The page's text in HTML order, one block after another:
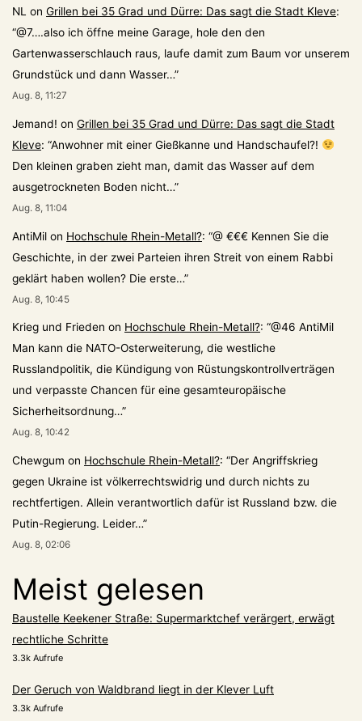
NL on Grillen bei 35 Grad und Dürre: Das sagt die Stadt Kleve:
“@7….also ich öffne meine Garage, hole den den
Gartenwasserschlauch raus, laufe damit zum Baum vor unserem
Grundstück und dann Wasser…”
Aug. 8, 11:27
Jemand! on Grillen bei 35 Grad und Dürre: Das sagt die Stadt
Kleve: “Anwohner mit einer Gießkanne und Handschaufel?!
Den kleinen graben zieht man, damit das Wasser auf dem
ausgetrockneten Boden nicht…”
Aug. 8, 11:04
AntiMil on Hochschule Rhein-Metall?: “@ €€€ Kennen Sie die
Geschichte, in der zwei Parteien ihren Streit von einem Rabbi
geklärt haben wollen? Die erste…”
Aug. 8, 10:45
Krieg und Frieden on Hochschule Rhein-Metall?: “@46 AntiMil
Man kann die NATO-Osterweiterung, die westliche
Russlandpolitik, die Kündigung von Rüstungskontrollverträgen
und verpasste Chancen für eine gesamteuropäische
Sicherheitsordnung…”
Aug. 8, 10:42
Chewgum on Hochschule Rhein-Metall?: “Der Angriffskrieg
gegen Ukraine ist völkerrechtswidrig und durch nichts zu
rechtfertigen. Allein verantwortlich dafür ist Russland bzw. die
Putin-Regierung. Leider…”
Aug. 8, 02:06
Meist gelesen
Baustelle Keekener Straße: Supermarktchef verärgert, erwägt
rechtliche Schritte
3.3k Aufrufe
Der Geruch von Waldbrand liegt in der Klever Luft
3.3k Aufrufe